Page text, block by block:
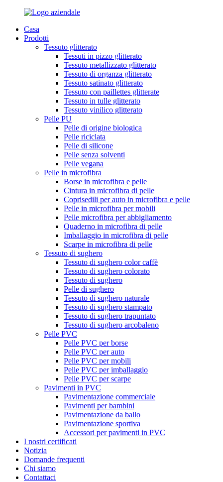
Casa
Prodotti
Tessuto glitterato
Tessuti in pizzo glitterato
Tessuto metallizzato glitterato
Tessuto di organza glitterato
Tessuto satinato glitterato
Tessuto con paillettes glitterate
Tessuto in tulle glitterato
Tessuto vinilico glitterato
Pelle PU
Pelle di origine biologica
Pelle riciclata
Pelle di silicone
Pelle senza solventi
Pelle vegana
Pelle in microfibra
Borse in microfibra e pelle
Cintura in microfibra di pelle
Coprisedili per auto in microfibra e pelle
Pelle in microfibra per mobili
Pelle microfibra per abbigliamento
Quaderno in microfibra di pelle
Imballaggio in microfibra di pelle
Scarpe in microfibra di pelle
Tessuto di sughero
Tessuto di sughero color caffè
Tessuto di sughero colorato
Tessuto di sughero
Pelle di sughero
Tessuto di sughero naturale
Tessuto di sughero stampato
Tessuto di sughero trapuntato
Tessuto di sughero arcobaleno
Pelle PVC
Pelle PVC per borse
Pelle PVC per auto
Pelle PVC per mobili
Pelle PVC per imballaggio
Pelle PVC per scarpe
Pavimenti in PVC
Pavimentazione commerciale
Pavimenti per bambini
Pavimentazione da ballo
Pavimentazione sportiva
Accessori per pavimenti in PVC
I nostri certificati
Notizia
Domande frequenti
Chi siamo
Contattaci